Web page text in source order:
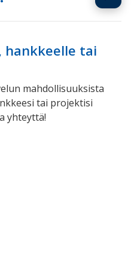
hankkeelle tai
mahdollisuuksista
tai projektisi
yhteyttä!